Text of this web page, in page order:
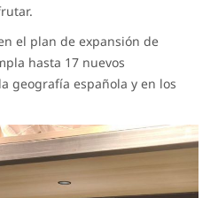
el plan de expansión de
hasta 17 nuevos
geografía española y en los